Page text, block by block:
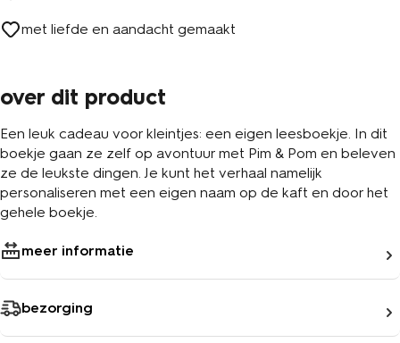
met liefde en aandacht gemaakt
over dit product
Een leuk cadeau voor kleintjes: een eigen leesboekje. In dit
boekje gaan ze zelf op avontuur met Pim & Pom en beleven
ze de leukste dingen. Je kunt het verhaal namelijk
personaliseren met een eigen naam op de kaft en door het
gehele boekje.
meer informatie
bezorging